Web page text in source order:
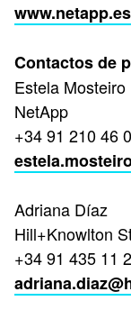
www.netapp.es
Contactos de
Estela Mosteiro
NetApp
+34 91 210 46
Adriana Díaz
Hill+Knowlton
+34 91 435 11